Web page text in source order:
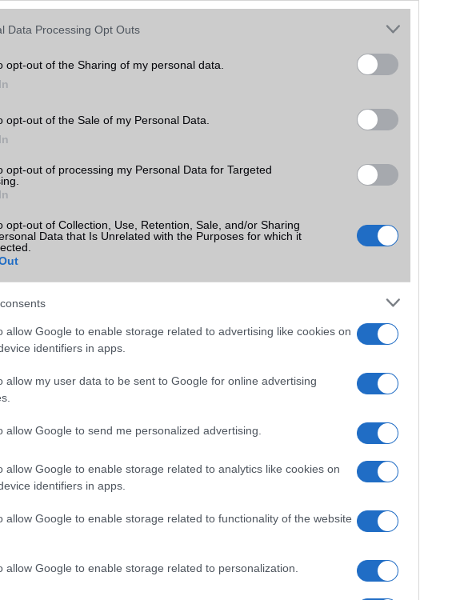
Data Processing Opt Outs
opt-out of the Sharing of my personal data.
opt-out of the Sale of my Personal Data.
opt-out of processing my Personal Data for Targeted
opt-out of Collection, Use, Retention, Sale, and/or Sharing
Data that Is Unrelated with the Purposes for which it
allow Google to enable storage related to advertising like cookies on
identifiers in apps.
allow my user data to be sent to Google for online advertising
allow Google to send me personalized advertising.
allow Google to enable storage related to analytics like cookies on
identifiers in apps.
allow Google to enable storage related to functionality of the website
allow Google to enable storage related to personalization.
linkek:
kiemelt ajánlatok
Max Samsung Galaxy S26
Nelly GSM
245.000 Ft (új)
Apple iPhone 16e
188.000 Ft (új)